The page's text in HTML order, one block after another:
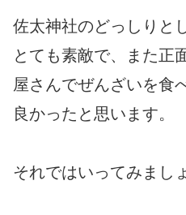
佐太神社のどっしりと
とても素敵で、また正
屋さんでぜんざいを食
良かったと思います。
それではいってみまし